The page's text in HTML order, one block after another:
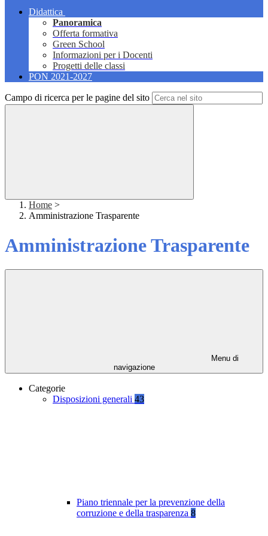
Didattica
Panoramica
Offerta formativa
Green School
Informazioni per i Docenti
Progetti delle classi
PON 2021-2027
Campo di ricerca per le pagine del sito
Home >
Amministrazione Trasparente
Amministrazione Trasparente
Menu di
navigazione
Categorie
Disposizioni generali 43
Piano triennale per la prevenzione della
corruzione e della trasparenza 8